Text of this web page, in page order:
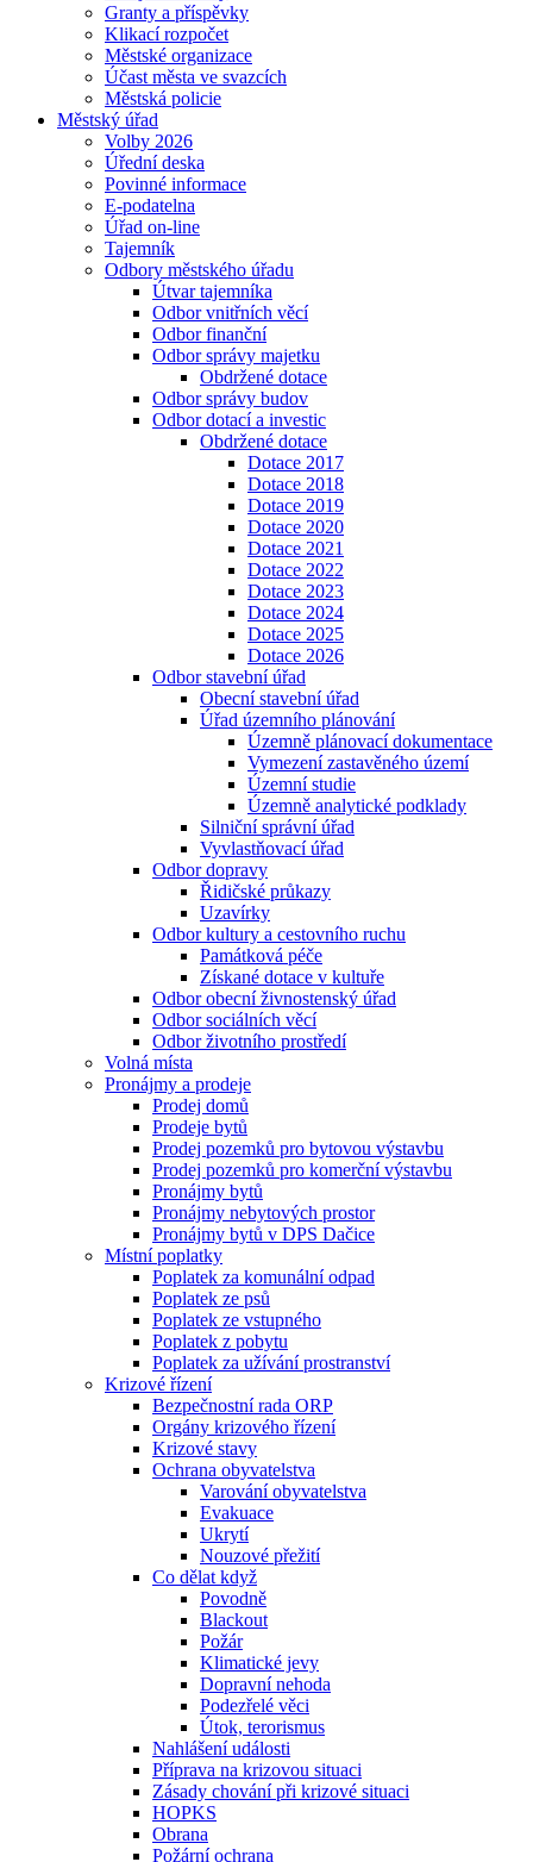
Granty a příspěvky
Klikací rozpočet
Městské organizace
Účast města ve svazcích
Městská policie
Městský úřad
Volby 2026
Úřední deska
Povinné informace
E-podatelna
Úřad on-line
Tajemník
Odbory městského úřadu
Útvar tajemníka
Odbor vnitřních věcí
Odbor finanční
Odbor správy majetku
Obdržené dotace
Odbor správy budov
Odbor dotací a investic
Obdržené dotace
Dotace 2017
Dotace 2018
Dotace 2019
Dotace 2020
Dotace 2021
Dotace 2022
Dotace 2023
Dotace 2024
Dotace 2025
Dotace 2026
Odbor stavební úřad
Obecní stavební úřad
Úřad územního plánování
Územně plánovací dokumentace
Vymezení zastavěného území
Územní studie
Územně analytické podklady
Silniční správní úřad
Vyvlastňovací úřad
Odbor dopravy
Řidičské průkazy
Uzavírky
Odbor kultury a cestovního ruchu
Památková péče
Získané dotace v kultuře
Odbor obecní živnostenský úřad
Odbor sociálních věcí
Odbor životního prostředí
Volná místa
Pronájmy a prodeje
Prodej domů
Prodeje bytů
Prodej pozemků pro bytovou výstavbu
Prodej pozemků pro komerční výstavbu
Pronájmy bytů
Pronájmy nebytových prostor
Pronájmy bytů v DPS Dačice
Místní poplatky
Poplatek za komunální odpad
Poplatek ze psů
Poplatek ze vstupného
Poplatek z pobytu
Poplatek za užívání prostranství
Krizové řízení
Bezpečnostní rada ORP
Orgány krizového řízení
Krizové stavy
Ochrana obyvatelstva
Varování obyvatelstva
Evakuace
Ukrytí
Nouzové přežití
Co dělat když
Povodně
Blackout
Požár
Klimatické jevy
Dopravní nehoda
Podezřelé věci
Útok, terorismus
Nahlášení události
Příprava na krizovou situaci
Zásady chování při krizové situaci
HOPKS
Obrana
Požární ochrana